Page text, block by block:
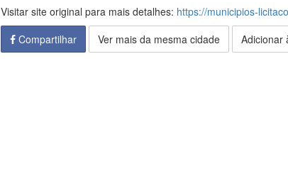
Visitar site original para mais detalhes: https://municipios-
Compartilhar
Ver mais da mesma cidade Adicionar